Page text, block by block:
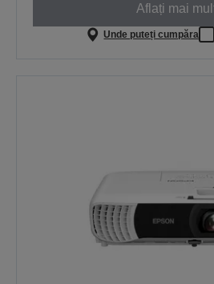
Aflați mai
Unde puteți cumpăra